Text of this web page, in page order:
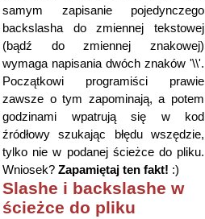
samym zapisanie pojedynczego
backslasha do zmiennej tekstowej
(bądź do zmiennej znakowej)
wymaga napisania dwóch znaków '\\'.
Początkowi programiści prawie
zawsze o tym zapominają, a potem
godzinami wpatrują się w kod
źródłowy szukając błędu wszędzie,
tylko nie w podanej ścieżce do pliku.
Wniosek? Zapamiętaj ten fakt! :)
Slashe i backslashe w
ścieżce do pliku